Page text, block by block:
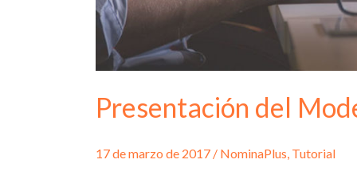
Presentación del
17 de marzo de 2017 / NominaPlus, Tutorial